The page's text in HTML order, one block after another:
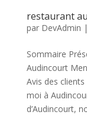
restaurant
par DevAdmin |
Sommaire
Audincourt
Avis des
moi à
d’Audincourt,